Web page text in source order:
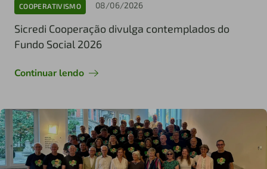
COOPERATIVISMO 08/06/2026
Sicredi Cooperação divulga contemplados do
Fundo Social 2026
Continuar lendo